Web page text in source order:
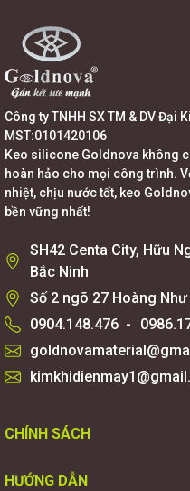
Công ty TNHH SX TM & DV Đại
MST:0101420106
Keo silicone Goldnova không
hoàn hảo cho mọi công trình.
nhiệt, chịu nước tốt, keo
bền vững nhất!
SH42 Centa City, Hữu
Bắc Ninh
Số 2 ngõ 27 Hoàng
0904.148.476 -
CHÍNH SÁCH
HƯỚNG DẪN